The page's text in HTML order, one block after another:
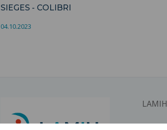
SIEGES - COLIBRI
04.10.2023
LAMIH